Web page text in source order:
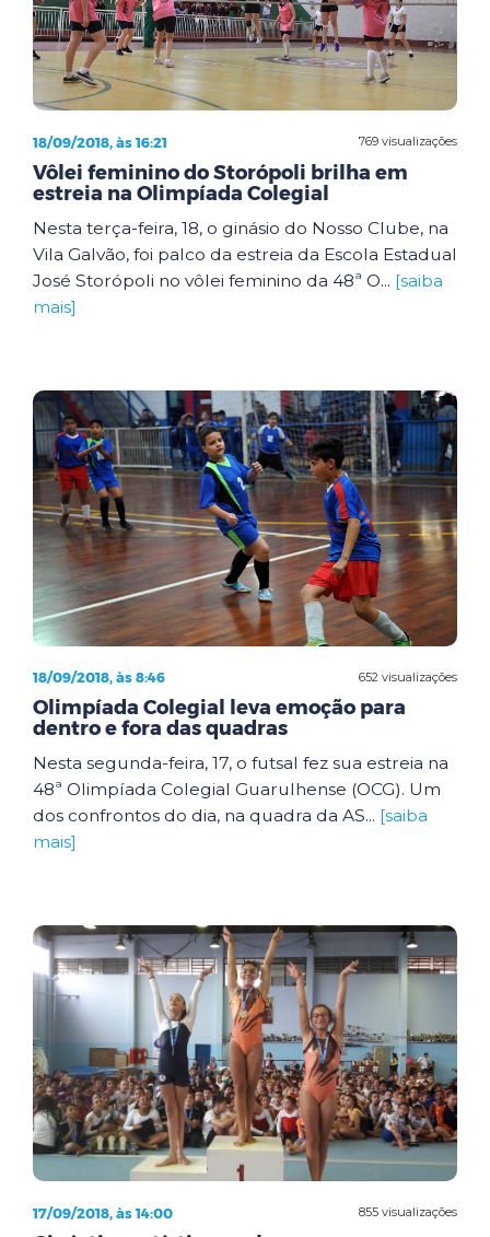
769 visualizações
18/09/2018, às 16:21
Vôlei feminino do Storópoli brilha em
estreia na Olimpíada Colegial
Nesta terça-feira, 18, o ginásio do Nosso Clube, na
Vila Galvão, foi palco da estreia da Escola Estadual
José Storópoli no vôlei feminino da 48ª O... [saiba
mais]
652 visualizações
18/09/2018, às 8:46
Olimpíada Colegial leva emoção para
dentro e fora das quadras
Nesta segunda-feira, 17, o futsal fez sua estreia na
48ª Olimpíada Colegial Guarulhense (OCG). Um
dos confrontos do dia, na quadra da AS... [saiba
mais]
855 visualizações
17/09/2018, às 14:00